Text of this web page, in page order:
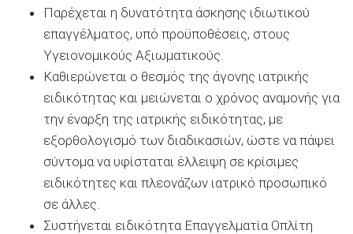
Παρέχεται η δυνατότητα άσκησης ιδιωτικού
επαγγέλματος, υπό προϋποθέσεις, στους
Υγειονομικούς Αξιωματικούς.
Καθιερώνεται ο θεσμός της άγονης ιατρικής
ειδικότητας και μειώνεται ο χρόνος αναμονής για
την έναρξη της ιατρικής ειδικότητας, με
εξορθολογισμό των διαδικασιών, ώστε να πάψει
σύντομα να υφίσταται έλλειψη σε κρίσιμες
ειδικότητες και πλεονάζων ιατρικό προσωπικό
σε άλλες.
Συστήνεται ειδικότητα Επαγγελματία Οπλίτη